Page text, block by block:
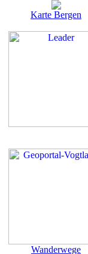
Karte Bergen
Wanderwege